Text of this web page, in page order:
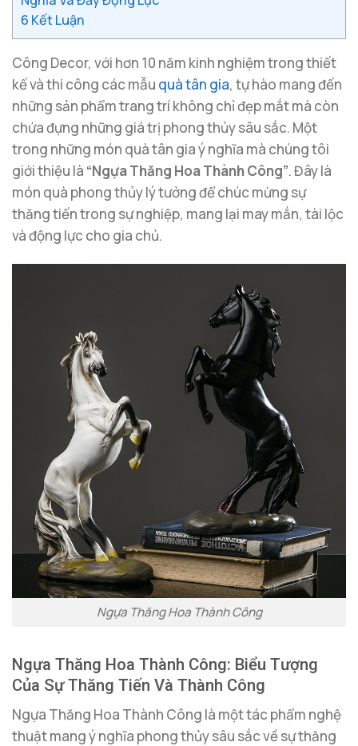
6 Kết Luận
Công Decor, với hơn 10 năm kinh nghiệm trong thiết
kế và thi công các mẫu quà tân gia, tự hào mang đến
những sản phẩm trang trí không chỉ đẹp mắt mà còn
chứa đựng những giá trị phong thủy sâu sắc. Một
trong những món quà tân gia ý nghĩa mà chúng tôi
giới thiệu là “Ngựa Thăng Hoa Thành Công”. Đây là
món quà phong thủy lý tưởng để chúc mừng sự
thăng tiến trong sự nghiệp, mang lại may mắn, tài lộc
và động lực cho gia chủ.
Ngựa Thăng Hoa Thành Công
Ngựa Thăng Hoa Thành Công: Biểu Tượng
Của Sự Thăng Tiến Và Thành Công
Ngựa Thăng Hoa Thành Công là một tác phẩm nghệ
thuật mang ý nghĩa phong thủy sâu sắc về sự thăng